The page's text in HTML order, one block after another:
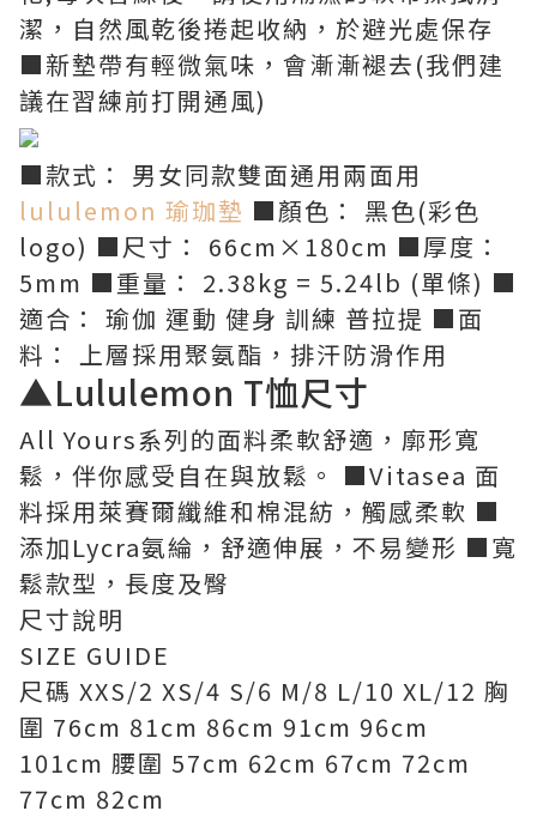
潔，自然風乾後捲起收納，於避光處保存
■新墊帶有輕微氣味，會漸漸褪去(我們建
議在習練前打開通風)
■款式： 男女同款雙面通用兩面用
lululemon 瑜珈墊 ■顏色： 黑色(彩色
logo) ■尺寸： 66cm×180cm ■厚度：
5mm ■重量： 2.38kg = 5.24lb (單條) ■
適合： 瑜伽 運動 健身 訓練 普拉提 ■面
料： 上層採用聚氨酯，排汗防滑作用
▲Lululemon T恤尺寸
All Yours系列的面料柔軟舒適，廓形寬
鬆，伴你感受自在與放鬆。 ■Vitasea 面
料採用萊賽爾纖維和棉混紡，觸感柔軟 ■
添加Lycra氨綸，舒適伸展，不易變形 ■寬
鬆款型，長度及臀
尺寸說明
SIZE GUIDE
尺碼 XXS/2 XS/4 S/6 M/8 L/10 XL/12 胸
圍 76cm 81cm 86cm 91cm 96cm
101cm 腰圍 57cm 62cm 67cm 72cm
77cm 82cm